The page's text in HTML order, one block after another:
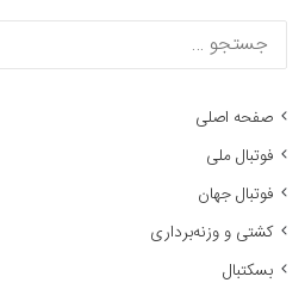
صفحه اصلی
فوتبال ملی
فوتبال جهان
کشتی و وزنه‌برداری
بسکتبال